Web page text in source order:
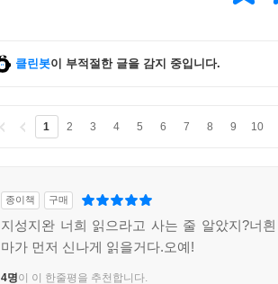
클린봇이 부적절한 글을 감지 중입니다.
1 2 3 4 5 6 7 8 9 10
종이책 구매
지성지완 너희 읽으라고 사는 줄 알았지?너
마가 먼저 신나게 읽을거다.오예!
4명이 이 한줄평을 추천합니다.